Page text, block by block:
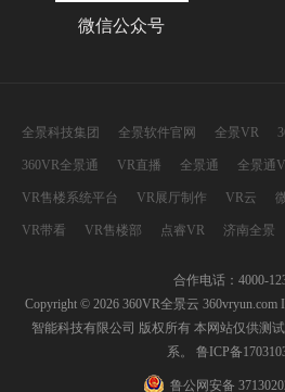
微信公众号
全景科技集团 全景软件官网 全景VR
360VR全景通 VR直播 全景通 全景通
VR售楼系统平台 VR展厅制作 VR云
VR带看 VR售楼部 点睿VR 济南全景
合作电话：4000-
Copyright © 2026 360VR全景云 360vryun.com
智能科技有限公司 版权所有 本网站仅供测
系。 鲁ICP备
鲁公网安备